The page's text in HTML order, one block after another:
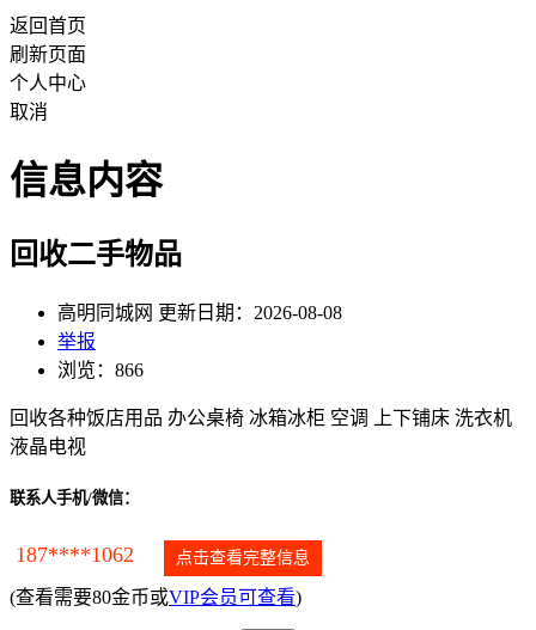
返回首页
刷新页面
个人中心
取消
信息内容
回收二手物品
高明同城网 更新日期：2026-08-08
举报
浏览：866
回收各种饭店用品 办公桌椅 冰箱冰柜 空调 上下铺床 洗衣机
液晶电视
联系人手机/微信：
187****1062 点击查看完整信息
(查看需要80金币或VIP会员可查看)